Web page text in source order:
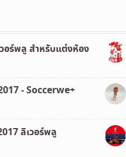
อร์พลู สำหรับแต่งห้อง
- Soccerwe+
ลิเวอร์พลู